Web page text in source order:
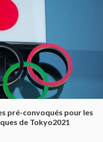
pré-convoqués pour les
de Tokyo2021